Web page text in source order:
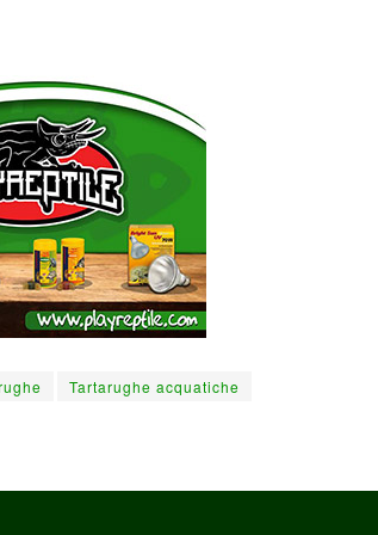
Tartarughe acquatiche